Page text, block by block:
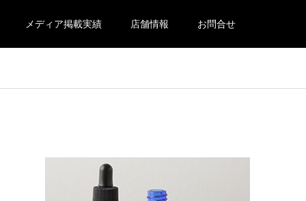
メディア掲載実績 店舗情報 お問合せ